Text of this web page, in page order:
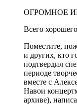
ОГРОМНОЕ
Всего
Поместите,
и других, кто
подтвердил
периоде
вместе с
Навои
архиве),